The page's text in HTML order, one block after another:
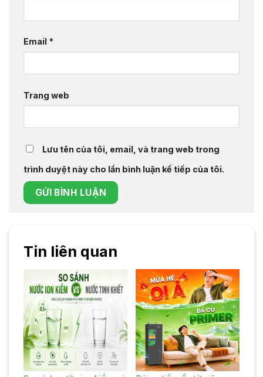
Email *
Trang web
Lưu tên của tôi, email, và trang web trong
trình duyệt này cho lần bình luận kế tiếp của tôi.
Tin liên quan